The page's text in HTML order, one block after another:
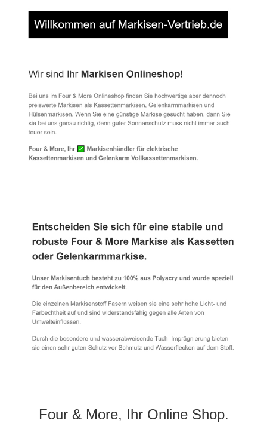
Four & More, Ihr Online Shop.